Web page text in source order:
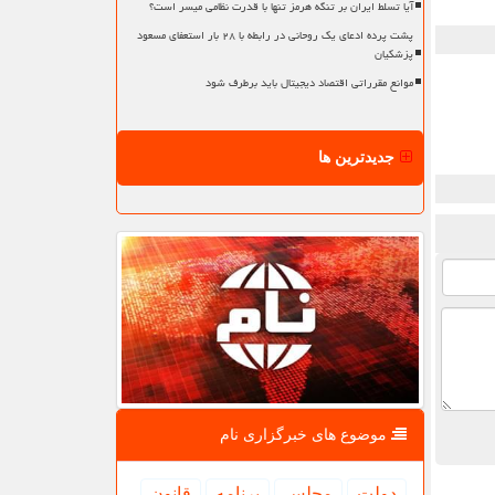
آیا تسلط ایران بر تنگه هرمز تنها با قدرت نظامی میسر است؟
پشت پرده ادعای یک روحانی در رابطه با ۲۸ بار استعفای مسعود
پزشکیان
موانع مقرراتی اقتصاد دیجیتال باید برطرف شود
جدیدترین ها
موضوع های خبرگزاری نام